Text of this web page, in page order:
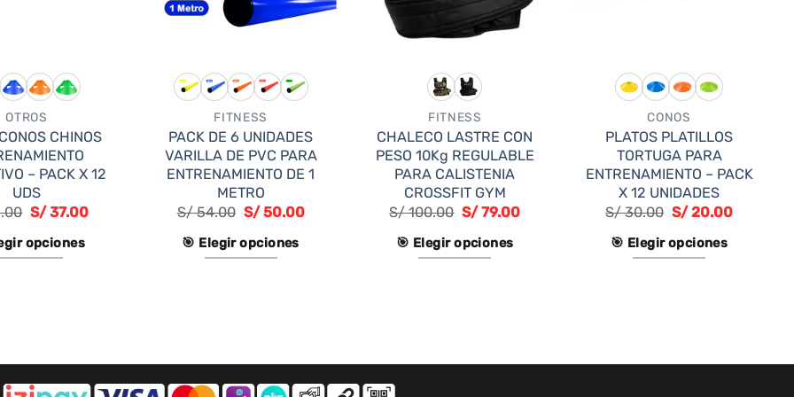
OTROS
CHINOS
– PACK X 12
UDS
S/ 37.00
opciones
variantes.
Las
FITNESS
PACK DE 6 UNIDADES
VARILLA DE PVC PARA
ENTRENAMIENTO DE 1
METRO
S/54.00 S/50.00
🎯 Elegir opciones
variantes.
Las
FITNESS
CHALECO LASTRE CON
PESO 10Kg REGULABLE
PARA CALISTENIA
CROSSFIT GYM
S/100.00 S/ 79.00
🎯 Elegir opciones
variantes.
CONOS
PLATOS PLATILLOS
TORTUGA PARA
ENTRENAMIENTO – PACK
X 12 UNIDADES
S/30.00 S/ 20.00
🎯 Elegir opciones
variantes.